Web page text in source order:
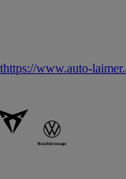
https://www.auto-